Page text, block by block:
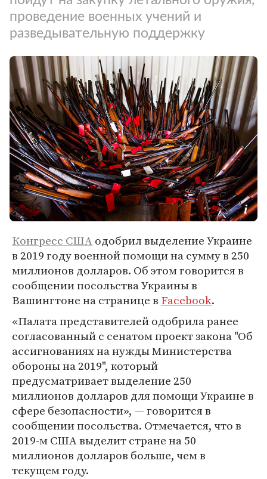
проведение военных учений и
разведывательную поддержку
Конгресс СШАодобрил выделение Украине
в 2019 году военной помощи на сумму в 250
миллионов долларов. Об этом говорится в
сообщении посольства Украины в
Вашингтоне на странице в Facebook.
«Палата представителей одобрила ранее
согласованный с сенатом проект закона "Об
ассигнованиях на нужды Министерства
обороны на 2019", который
предусматривает выделение 250
миллионов долларов для помощи Украине в
сфере безопасности», — говорится в
сообщении посольства. Отмечается, что в
2019-м США выделит стране на 50
миллионов долларов больше, чем в
текущем году.